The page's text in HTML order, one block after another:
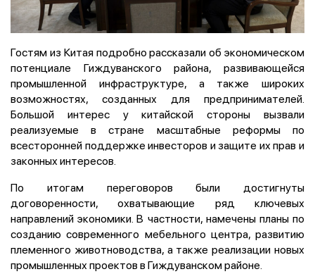
Гостям из Китая подробно рассказали об экономическом
потенциале Гиждуванского района, развивающейся
промышленной инфраструктуре, а также широких
возможностях, созданных для предпринимателей.
Большой интерес у китайской стороны вызвали
реализуемые в стране масштабные реформы по
всесторонней поддержке инвесторов и защите их прав и
законных интересов.
По итогам переговоров были достигнуты
договоренности, охватывающие ряд ключевых
направлений экономики. В частности, намечены планы по
созданию современного мебельного центра, развитию
племенного животноводства, а также реализации новых
промышленных проектов в Гиждуванском районе.